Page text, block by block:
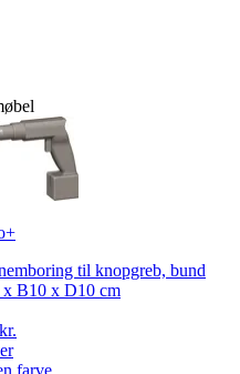
til knopgreb, bund
B10 x D10 cm